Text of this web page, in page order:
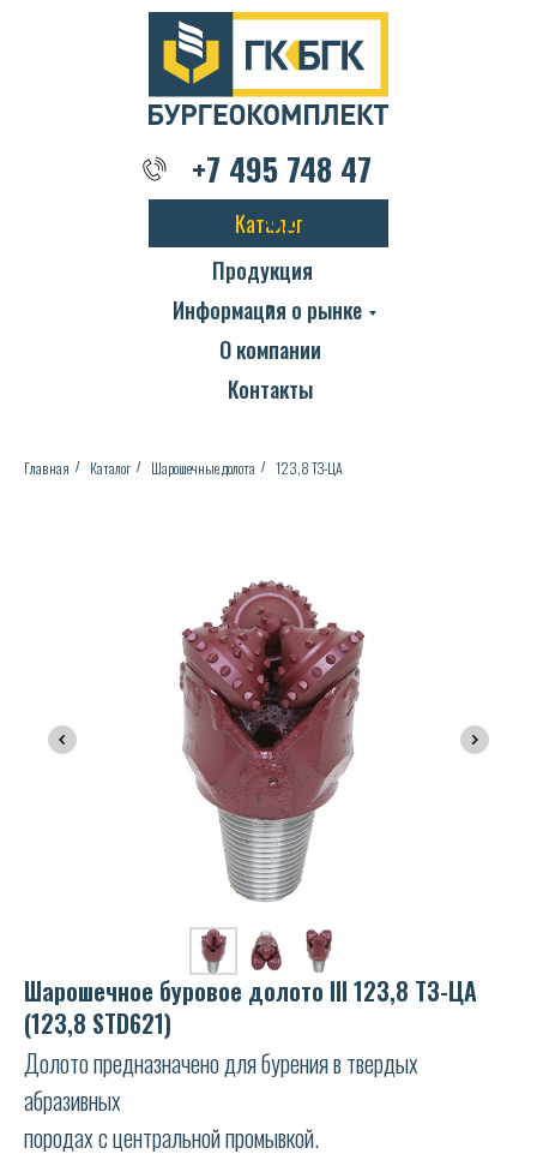
Каталог
Продукция
О компании
Контакты
+7 495 748 47
02
Информация о рынке
+7 495 748 47 02
Главная / Каталог / Шарошечные долота / 123,8 ТЗ-ЦА
Шарошечное буровое долото III 123,8 ТЗ-ЦА
(123,8 STD621)
Долото предназначено для бурения в твердых
абразивных
породах с центральной промывкой.